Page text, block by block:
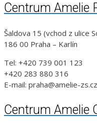
Centrum Amelie
Šaldova 15 (vchod z ulice
186 00 Praha – Karlín
Tel: +420 739 001 123
+420 283 880 316
E-mail: praha@amelie-zs.cz
Centrum Amelie